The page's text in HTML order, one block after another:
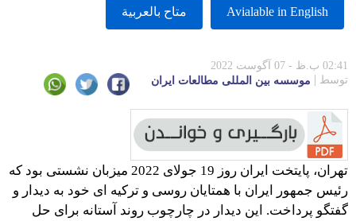
Avialable in English متاح بالعربية
02:41 ب.ظ - 07 آگوست 2022
توسط
موسسه بين المللى مطالعات ايران
تهران، پایتخت ایران روز 19 جولای 2022 میزبان نشستی بود که
رئیس جمهور ایران با همتایان روسی و ترکیه ای خود به دیدار و
گفتگو پرداخت. این دیدار در چارچوب روند آستانه برای حل